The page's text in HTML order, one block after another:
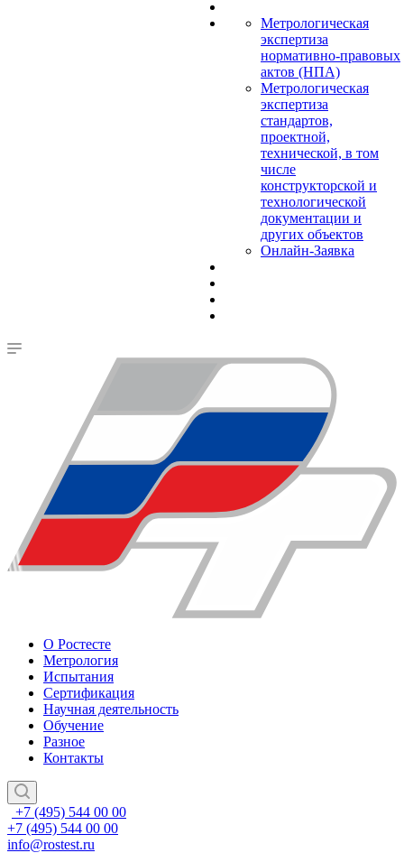
Метрологическая
экспертиза
нормативно-правовых
актов (НПА)
Метрологическая
экспертиза
стандартов,
проектной,
технической, в том
числе
конструкторской и
технологической
документации и
других объектов
Онлайн-Заявка
О Ростесте
Метрология
Испытания
Сертификация
Научная деятельность
Обучение
Разное
Контакты
+7 (495) 544 00 00
+7 (495) 544 00 00
info@rostest.ru